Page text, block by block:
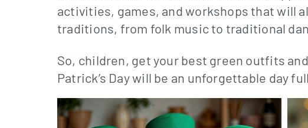
activities, games, and workshops that will
traditions, from folk music to traditional
So, children, get your best green outfits
Patrick’s Day will be an unforgettable day